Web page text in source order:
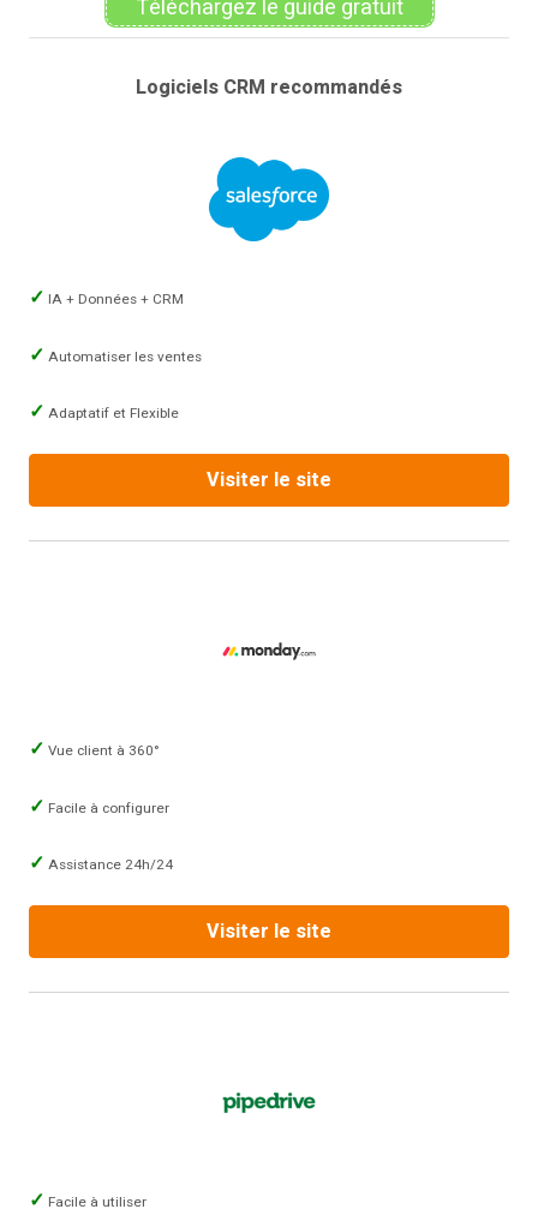
Téléchargez le guide gratuit
Logiciels CRM recommandés
IA + Données + CRM
Automatiser les ventes
Adaptatif et Flexible
Visiter le site
Vue client à 360°
Facile à configurer
Assistance 24h/24
Visiter le site
Facile à utiliser